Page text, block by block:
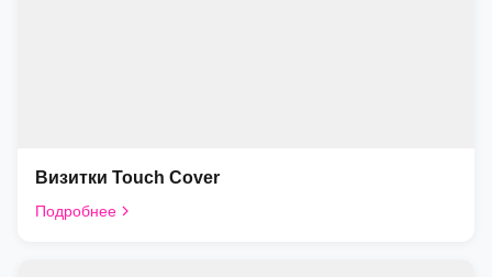
Визитки Touch Cover
Подробнее